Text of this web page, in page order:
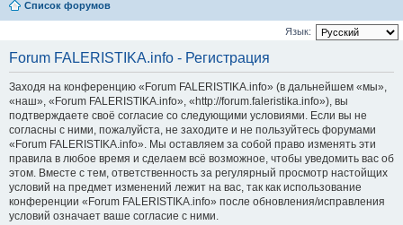
Список форумов
Язык:
Forum FALERISTIKA.info - Регистрация
Заходя на конференцию «Forum FALERISTIKA.info» (в дальнейшем «мы»,
«наш», «Forum FALERISTIKA.info», «http://forum.faleristika.info»), вы
подтверждаете своё согласие со следующими условиями. Если вы не
согласны с ними, пожалуйста, не заходите и не пользуйтесь форумами
«Forum FALERISTIKA.info». Мы оставляем за собой право изменять эти
правила в любое время и сделаем всё возможное, чтобы уведомить вас об
этом. Вместе с тем, ответственность за регулярный просмотр настойщих
условий на предмет изменений лежит на вас, так как использование
конференции «Forum FALERISTIKA.info» после обновления/исправления
условий означает ваше согласие с ними.